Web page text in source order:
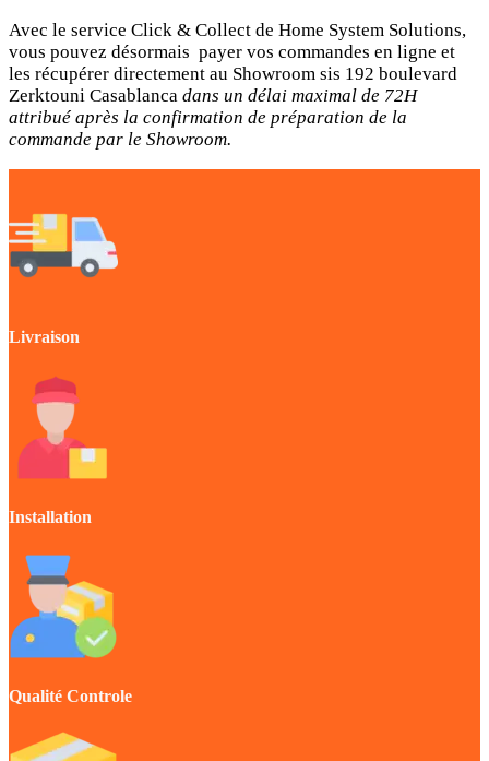
Avec le service Click & Collect de Home System Solutions,
vous pouvez désormais payer vos commandes en ligne et
les récupérer directement au Showroom sis 192 boulevard
Zerktouni Casablanca dans un délai maximal de 72H
attribué après la confirmation de préparation de la
commande par le Showroom.
Livraison
Installation
Qualité Controle